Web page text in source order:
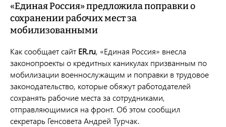
«Единая Россия» предложила поправки о
сохранении рабочих мест за
мобилизованными
Как сообщает сайт ER.ru, «Единая Россия» внесла
законопроекты о кредитных каникулах призванным по
мобилизации военнослужащим и поправки в трудовое
законодательство, которые обяжут работодателей
сохранять рабочие места за сотрудниками,
отправляющимися на фронт. Об этом сообщил
секретарь Генсовета Андрей Турчак.